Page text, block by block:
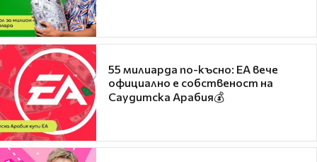
55 милиарда по-късно: EA вече
официално е собственост на
Саудитска Арабия💰